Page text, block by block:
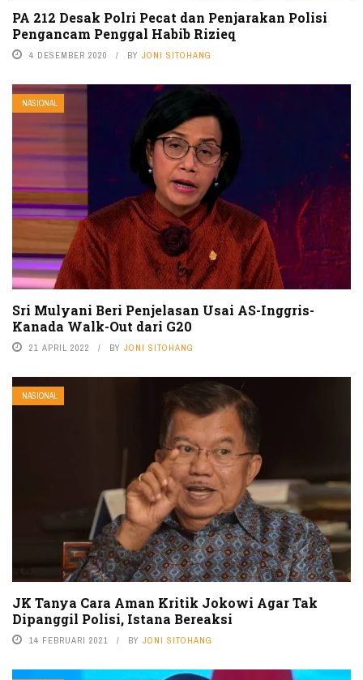
PA 212 Desak Polri Pecat dan Penjarakan Polisi
Pengancam Penggal Habib Rizieq
4 DESEMBER 2020 BY JONI SITOHANG
NASIONAL
Sri Mulyani Beri Penjelasan Usai AS-Inggris-
Kanada Walk-Out dari G20
21 APRIL 2022 BY JONI SITOHANG
NASIONAL
JK Tanya Cara Aman Kritik Jokowi Agar Tak
Dipanggil Polisi, Istana Bereaksi
14 FEBRUARI 2021 BY JONI SITOHANG